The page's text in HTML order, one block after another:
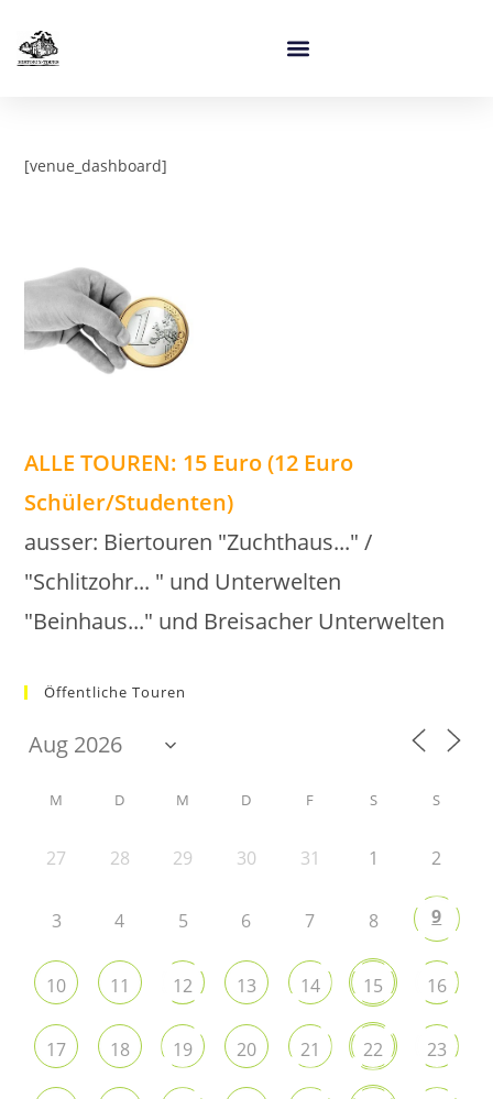
[venue_dashboard]
ALLE TOUREN: 15 Euro (12 Euro
Schüler/Studenten)
ausser: Biertouren "Zuchthaus..." /
"Schlitzohr... " und Unterwelten
"Beinhaus..." und Breisacher Unterwelten
Öffentliche Touren
M D M D F S S
27 28 29 30 31 1 2
3 4 5 6 7 8 9
10 11 12 13 14 15 16
17 18 19 20 21 22 23